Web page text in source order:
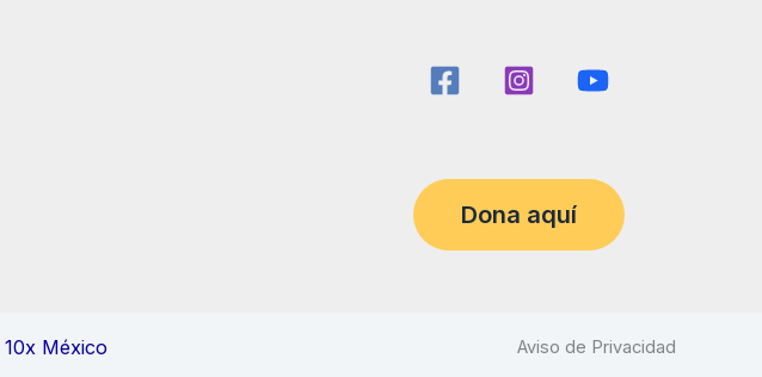
Dona aquí
10x México Aviso de Privacidad